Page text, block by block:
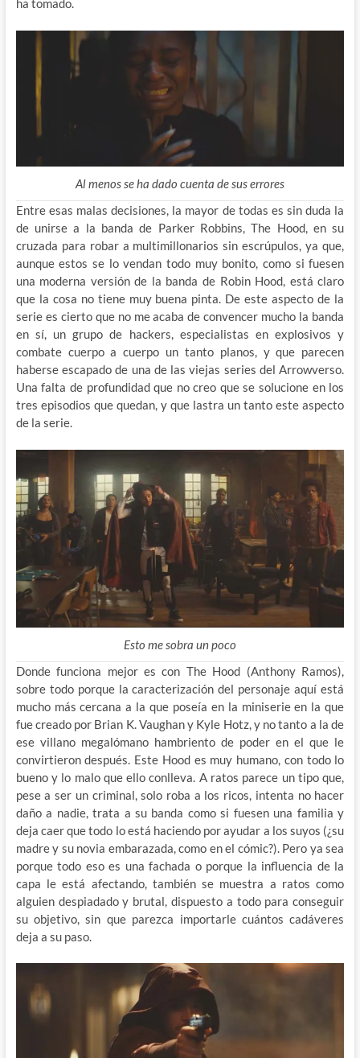
ha tomado.
Al menos se ha dado cuenta de sus errores
Entre esas malas decisiones, la mayor de todas es sin duda la
de unirse a la banda de Parker Robbins, The Hood, en su
cruzada para robar a multimillonarios sin escrúpulos, ya que,
aunque estos se lo vendan todo muy bonito, como si fuesen
una moderna versión de la banda de Robin Hood, está claro
que la cosa no tiene muy buena pinta. De este aspecto de la
serie es cierto que no me acaba de convencer mucho la banda
en sí, un grupo de hackers, especialistas en explosivos y
combate cuerpo a cuerpo un tanto planos, y que parecen
haberse escapado de una de las viejas series del Arrowverso.
Una falta de profundidad que no creo que se solucione en los
tres episodios que quedan, y que lastra un tanto este aspecto
de la serie.
Esto me sobra un poco
Donde funciona mejor es con The Hood (Anthony Ramos),
sobre todo porque la caracterización del personaje aquí está
mucho más cercana a la que poseía en la miniserie en la que
fue creado por Brian K. Vaughan y Kyle Hotz, y no tanto a la de
ese villano megalómano hambriento de poder en el que le
convirtieron después. Este Hood es muy humano, con todo lo
bueno y lo malo que ello conlleva. A ratos parece un tipo que,
pese a ser un criminal, solo roba a los ricos, intenta no hacer
daño a nadie, trata a su banda como si fuesen una familia y
deja caer que todo lo está haciendo por ayudar a los suyos (¿su
madre y su novia embarazada, como en el cómic?). Pero ya sea
porque todo eso es una fachada o porque la influencia de la
capa le está afectando, también se muestra a ratos como
alguien despiadado y brutal, dispuesto a todo para conseguir
su objetivo, sin que parezca importarle cuántos cadáveres
deja a su paso.